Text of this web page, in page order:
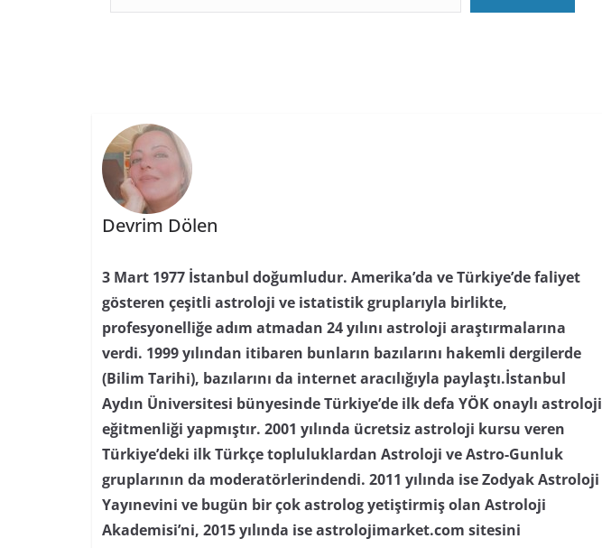
Devrim Dölen
3 Mart 1977 İstanbul doğumludur. Amerika’da ve Türkiye’de faliyet
gösteren çeşitli astroloji ve istatistik gruplarıyla birlikte,
profesyonelliğe adım atmadan 24 yılını astroloji araştırmalarına
verdi. 1999 yılından itibaren bunların bazılarını hakemli dergilerde
(Bilim Tarihi), bazılarını da internet aracılığıyla paylaştı.İstanbul
Aydın Üniversitesi bünyesinde Türkiye’de ilk defa YÖK onaylı astroloji
eğitmenliği yapmıştır. 2001 yılında ücretsiz astroloji kursu veren
Türkiye’deki ilk Türkçe topluluklardan Astroloji ve Astro-Gunluk
gruplarının da moderatörlerindendi. 2011 yılında ise Zodyak Astroloji
Yayınevini ve bugün bir çok astrolog yetiştirmiş olan Astroloji
Akademisi’ni, 2015 yılında ise astrolojimarket.com sitesini